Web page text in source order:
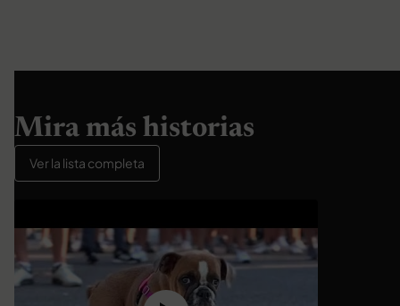
Mira más historias
Ver la lista completa